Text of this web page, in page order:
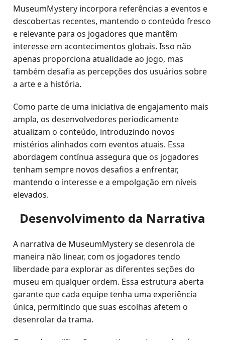
MuseumMystery incorpora referências a eventos e
descobertas recentes, mantendo o conteúdo fresco
e relevante para os jogadores que mantêm
interesse em acontecimentos globais. Isso não
apenas proporciona atualidade ao jogo, mas
também desafia as percepções dos usuários sobre
a arte e a história.
Como parte de uma iniciativa de engajamento mais
ampla, os desenvolvedores periodicamente
atualizam o conteúdo, introduzindo novos
mistérios alinhados com eventos atuais. Essa
abordagem contínua assegura que os jogadores
tenham sempre novos desafios a enfrentar,
mantendo o interesse e a empolgação em níveis
elevados.
Desenvolvimento da Narrativa
A narrativa de MuseumMystery se desenrola de
maneira não linear, com os jogadores tendo
liberdade para explorar as diferentes seções do
museu em qualquer ordem. Essa estrutura aberta
garante que cada equipe tenha uma experiência
única, permitindo que suas escolhas afetem o
desenrolar da trama.